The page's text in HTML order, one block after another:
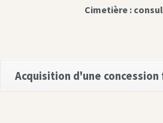
Cimetière :
Acquisition d'une